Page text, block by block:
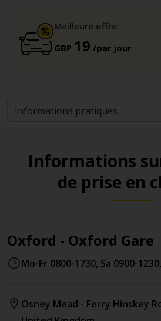
Meilleure offre
GBP 19 /par jour
Informations
de prise en
Oxford - Oxford Gare
Mo-Fr 0800-1730, Sa 0900-
Osney Mead - Ferry Hinskey